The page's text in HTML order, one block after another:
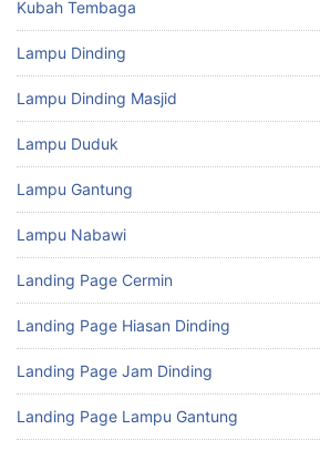
Kubah Tembaga
Lampu Dinding
Lampu Dinding Masjid
Lampu Duduk
Lampu Gantung
Lampu Nabawi
Landing Page Cermin
Landing Page Hiasan Dinding
Landing Page Jam Dinding
Landing Page Lampu Gantung